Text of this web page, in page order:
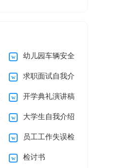
幼儿园车辆安全
责任书求职面试自我介
绍(集合15篇)
开学典礼演讲稿
集合15篇大学生自我介绍
15篇 员工工作失误检
讨书(15篇)
检讨书